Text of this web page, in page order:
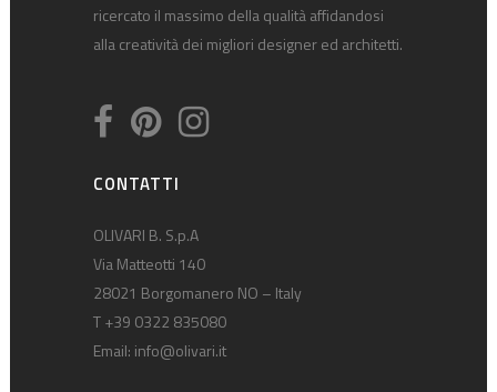
ricercato il massimo della qualità affidandosi
alla creatività dei migliori designer ed architetti.
CONTATTI
OLIVARI B. S.p.A
Via Matteotti 140
28021 Borgomanero NO – Italy
T +39 0322 835080
Email: info@olivari.it